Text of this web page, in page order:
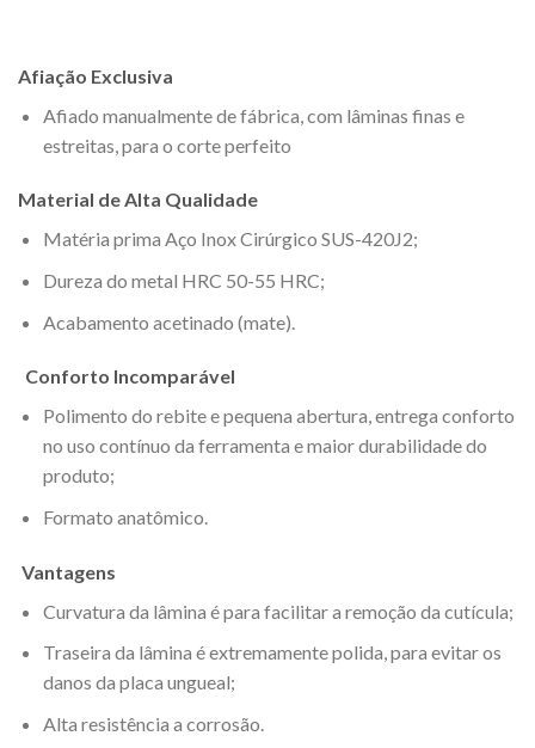
Afiação Exclusiva
Afiado manualmente de fábrica, com lâminas finas e
estreitas, para o corte perfeito
Material de Alta Qualidade
Matéria prima Aço Inox Cirúrgico SUS-420J2;
Dureza do metal HRC 50-55 HRC;
Acabamento acetinado (mate).
Conforto Incomparável
Polimento do rebite e pequena abertura, entrega conforto
no uso contínuo da ferramenta e maior durabilidade do
produto;
Formato anatômico.
Vantagens
Curvatura da lâmina é para facilitar a remoção da cutícula;
Traseira da lâmina é extremamente polida, para evitar os
danos da placa ungueal;
Alta resistência a corrosão.